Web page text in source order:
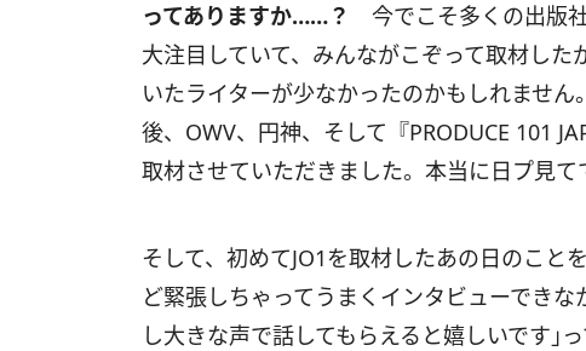
ってありますか……？
今でこそ多くの出版
大注目していて、みんながこぞって取材し
いたライターが少なかったのかもしれませ
後、OWV、円神、そして『PRODUCE 101
取材させていただきました。本当に日プ見
そして、初めてJO1を取材したあの日のこと
ど緊張しちゃってうまくインタビューでき
し大きな声で話してもらえると嬉しいです｣